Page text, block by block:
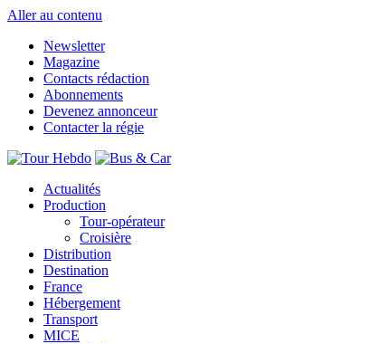
Aller au contenu
Newsletter
Magazine
Contacts rédaction
Abonnements
Devenez annonceur
Contacter la régie
Actualités
Production
Tour-opérateur
Croisière
Distribution
Destination
France
Hébergement
Transport
MICE